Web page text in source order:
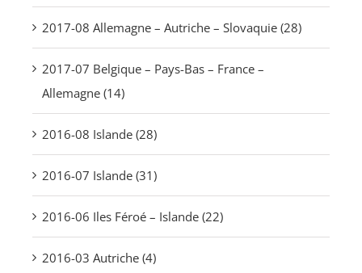
2017-08 Allemagne – Autriche – Slovaquie (28)
2017-07 Belgique – Pays-Bas – France –
Allemagne (14)
2016-08 Islande (28)
2016-07 Islande (31)
2016-06 Iles Féroé – Islande (22)
2016-03 Autriche (4)